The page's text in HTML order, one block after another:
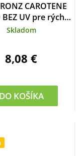
CAROTENE
BEZ UV pre rýchle
150 ml
hodnotenie
produktu
je
z
5
Skladom
8,08 €
DO KOŠÍKA